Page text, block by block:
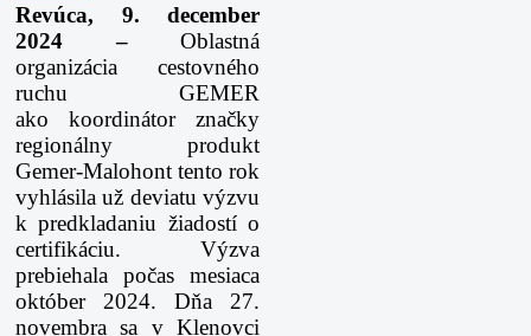
Revúca, 9. december
2024 –Oblastná
organizácia cestovného
ruchu GEMER
ako koordinátor značky
regionálny produkt
Gemer-Malohont tento rok
vyhlásila už deviatu výzvu
k predkladaniu žiadostí o
certifikáciu. Výzva
prebiehala počas mesiaca
október 2024. Dňa 27.
novembra sa v Klenovci